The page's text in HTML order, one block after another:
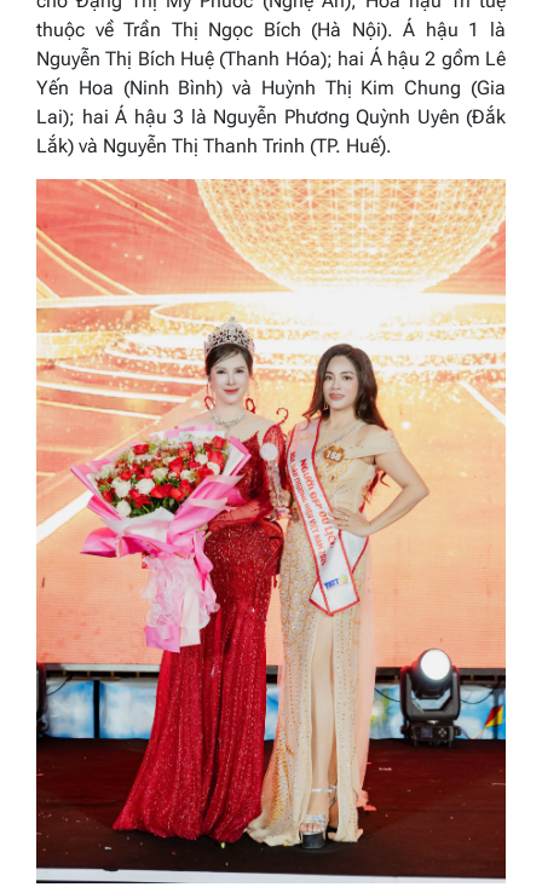
thuộc về Trần Thị Ngọc Bích (Hà Nội). Á hậu 1 là
Nguyễn Thị Bích Huệ (Thanh Hóa); hai Á hậu 2 gồm Lê
Yến Hoa (Ninh Bình) và Huỳnh Thị Kim Chung (Gia
Lai); hai Á hậu 3 là Nguyễn Phương Quỳnh Uyên (Đắk
Lắk) và Nguyễn Thị Thanh Trinh (TP. Huế).